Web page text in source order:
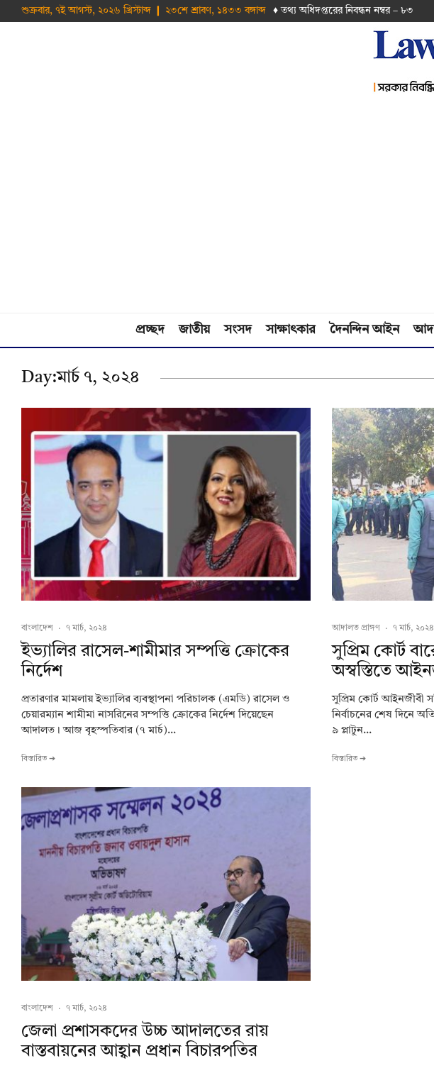
শুক্রবার, ৭ই আগস্ট, ২০২৬ খ্রিস্টাব্দ ❙ ২৩শে শ্রাবণ, ১৪৩৩ বঙ্গাব্দ ♦ তথ‌্য অ‌ধিদপ্ত‌রের নিবন্ধন নম্বর – ৮৩
প্রচ্ছদ জাতীয় সংসদ সাক্ষাৎকার দৈনন্দিন আইন
Day:মার্চ ৭, ২০২৪
বাংলাদেশ · ৭ মার্চ, ২০২৪
ইভ্যালির রাসেল-শামীমার সম্পত্তি ক্রোকের
নির্দেশ
প্রতারণার মামলায় ইভ্যালির ব্যবস্থাপনা পরিচালক (এমডি) রাসেল ও
চেয়ারম্যান শামীমা নাসরিনের সম্পত্তি ক্রোকের নির্দেশ দিয়েছেন
আদালত। আজ বৃহস্পতিবার (৭ মার্চ)...
বিস্তারিত ➔
আদালত প্রাঙ্গণ · ৭ মার্চ, ২০২৪
সুপ্রিম কোর্ট
অস্বস্তিতে
সুপ্রিম কোর্ট আইনজীবী
নির্বাচনের শেষ দিনে
৯ প্লাটুন...
বিস্তারিত ➔
বাংলাদেশ · ৭ মার্চ, ২০২৪
জেলা প্রশাসকদের উচ্চ আদালতের রায়
বাস্তবায়নের আহ্বান প্রধান বিচারপতির